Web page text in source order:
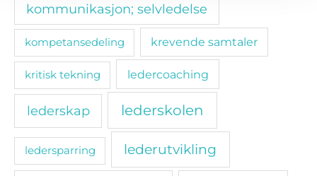
kommunikasjon; selvledelse
kompetansedeling krevende samtaler
kritisk tekning ledercoaching
lederskap lederskolen
ledersparring lederutvikling